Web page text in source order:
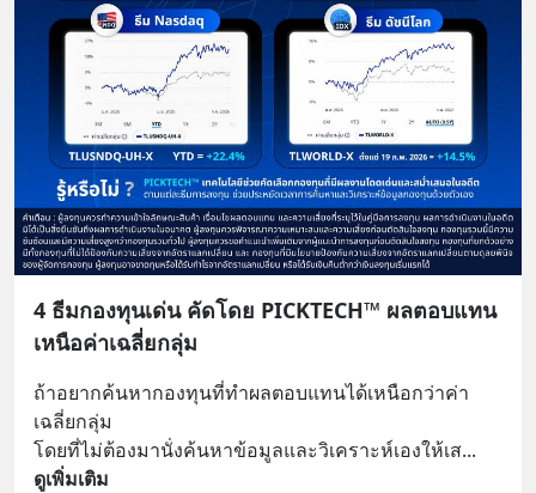
4 ธีมกองทุนเด่น คัดโดย PICKTECH™ ผลตอบแทน
เหนือค่าเฉลี่ยกลุ่ม
ถ้าอยากค้นหากองทุนที่ทำผลตอบแทนได้เหนือกว่าค่า
เฉลี่ยกลุ่ม
โดยที่ไม่ต้องมานั่งค้นหาข้อมูลและวิเคราะห์เองให้เส...
ดูเพิ่มเติม